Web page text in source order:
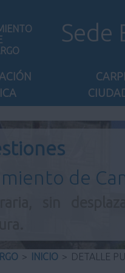
Sede
de
> INICIO > DETALLE